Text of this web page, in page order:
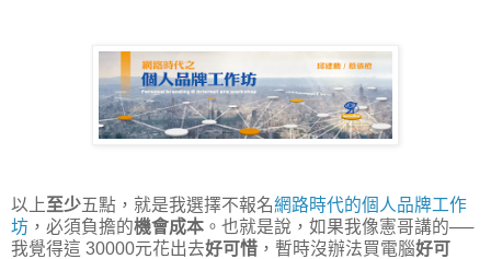
以上 至少五點，就是我選擇不報名網路時代的個人品牌工作
坊 ，必須負擔的機會成本 。也就是說，如果我像憲哥講的──
我覺得這 30000元花出去好可惜 ，暫時沒辦法買電腦好可